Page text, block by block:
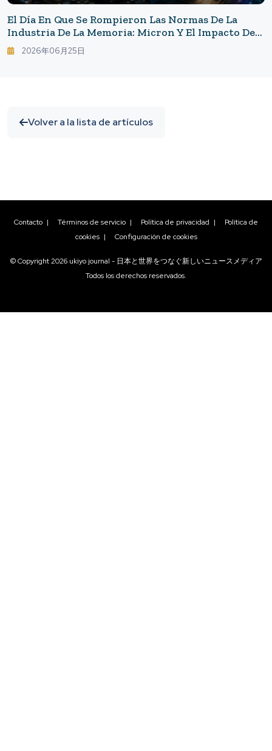
El Día En Que Se Rompieron Las Normas De La
Industria De La Memoria: Micron Y El Impacto De
Un Margen De Beneficio Bruto Del 84.9%
2026年06月25日
Volver a la lista de artículos
Contacto | Términos de servicio | Política de privacidad | Política de
cookies | Configuración de cookies
© Copyright2026 ukiyo journal - 日本と世界をつなぐ新しいニュースメディア
Todos los derechos reservados.